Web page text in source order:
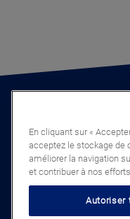
En cliquant sur «
acceptez le stockage de
améliorer la navigation
et contribuer à nos
Autoriser